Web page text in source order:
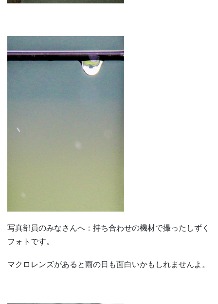
写真部員のみなさんへ：持ち合わせの機材で撮ったしずく
フォトです。
マクロレンズがあると雨の日も面白いかもしれませんよ。